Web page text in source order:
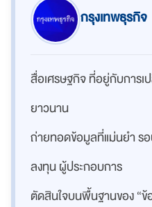
กรุงเทพธุรกิจ
สื่อเศรษฐกิจ ที่อยู่กับการเ
ยาวนาน
ถ่ายทอดข้อมูลที่แม่นยำ ร
ลงทุน ผู้ประกอบการ
ตัดสินใจบนพื้นฐานของ “ข้อ